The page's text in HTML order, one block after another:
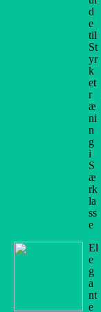
d
e
til
St
yr
k
et
r
æ
ni
n
g
i
S
æ
rk
la
ss
e
El
e
g
a
nt
e